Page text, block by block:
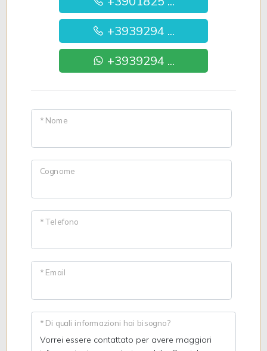
+3939294 ...
+3939294 ...
* Nome
Cognome
* Telefono
* Email
* Di quali informazioni hai bisogno?